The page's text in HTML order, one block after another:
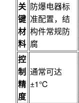
关
键
材
料
防爆电器标
准配置，结
构件常规防
腐
控
制
精
度
通常可达
±1℃